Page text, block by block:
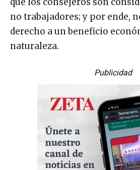
no trabajadores; y por ende,
derecho a un beneficio
naturaleza.
Publicidad